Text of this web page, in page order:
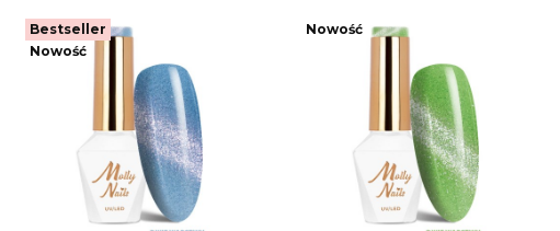
Bestseller
Nowość
Nowość